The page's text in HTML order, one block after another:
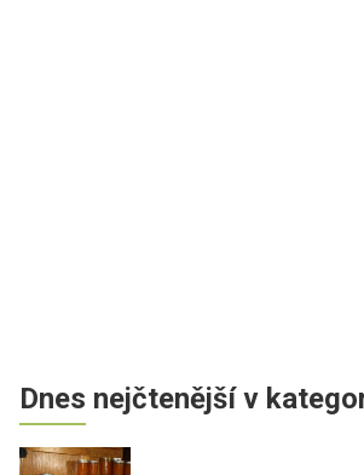
Dnes nejčtenější v